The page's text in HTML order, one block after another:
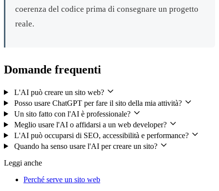
coerenza del codice prima di consegnare un progetto
reale.
Domande frequenti
L'AI può creare un sito web?
Posso usare ChatGPT per fare il sito della mia attività?
Un sito fatto con l'AI è professionale?
Meglio usare l'AI o affidarsi a un web developer?
L'AI può occuparsi di SEO, accessibilità e performance?
Quando ha senso usare l'AI per creare un sito?
Leggi anche
Perché serve un sito web